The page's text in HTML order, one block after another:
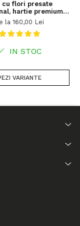
plante care sa se
cu flori presate
hartie premium,
dimensiuni
cadou ideal
pentru casa
la 160,00 Lei
IN STOC
VARIANTE